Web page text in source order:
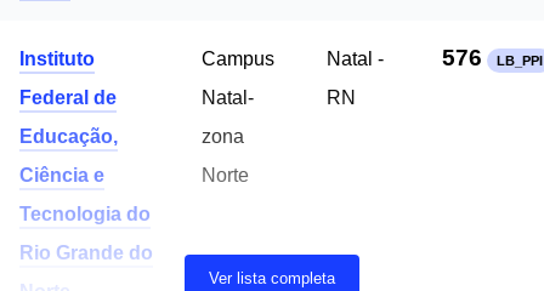
Ver lista completa
Instituto
Federal de
Educação,
Ciência e
Tecnologia do
Rio Grande do
Campus
Natal-
zona
Norte
Natal -
RN
576 LB_PPI